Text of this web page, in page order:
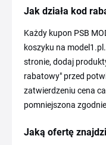
Jak działa kod
Każdy kupon PSB
koszyku na
stronie, dodaj
rabatowy" przed
zatwierdzeniu cena
pomniejszona
Jaką ofertę